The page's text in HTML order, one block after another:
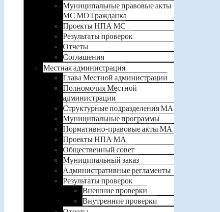
Муниципальные правовые акты
МС МО Гражданка
Проекты НПА МС
Результаты проверок
Отчеты
Соглашения
Местная администрация
Глава Местной администрации
Полномочия Местной
администрации
Структурные подразделения МА
Муниципальные программы
Нормативно-правовые акты МА
Проекты НПА МА
Общественный совет
Муниципальный заказ
Административные регламенты
Результаты проверок
Внешние проверки
Внутренние проверки